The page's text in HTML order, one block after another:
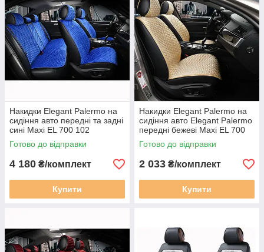
Накидки Elegant Palermo на
сидіння авто передні та задні
сині Maxi EL 700 102
Готово до відправки
4 180 ₴/комплект
Купити
Накидки Elegant Palermo на
сидіння авто Elegant Palermo
передні бежеві Maxi EL 700
204
Готово до відправки
2 033 ₴/комплект
Купити